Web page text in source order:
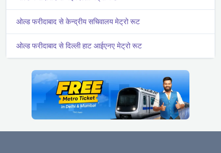
ओल्ड फरीदाबाद से केन्द्रीय सचिवालय मेट्रो रूट
ओल्ड फरीदाबाद से दिल्ली हाट आईएनए मेट्रो रूट